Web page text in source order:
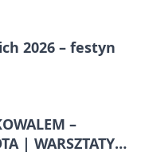
2026 – festyn
–
| WARSZTATY